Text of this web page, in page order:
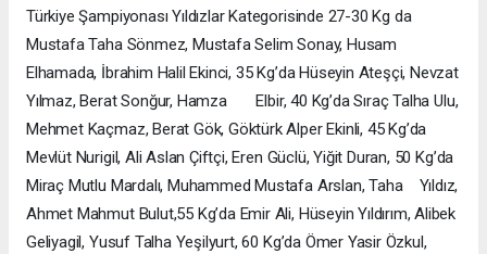
Türkiye Şampiyonası Yıldızlar Kategorisinde 27-30 Kg da
Mustafa Taha Sönmez, Mustafa Selim Sonay, Husam
Elhamada, İbrahim Halil Ekinci, 35 Kg’da Hüseyin Ateşçi, Nevzat
Yılmaz, Berat Sonğur, Hamza Elbir, 40 Kg’da Sıraç Talha Ulu,
Mehmet Kaçmaz, Berat Gök, Göktürk Alper Ekinli, 45 Kg’da
Mevlüt Nurigil, Ali Aslan Çiftçi, Eren Güclü, Yiğit Duran, 50 Kg’da
Miraç Mutlu Mardalı, Muhammed Mustafa Arslan, Taha Yıldız,
Ahmet Mahmut Bulut,55 Kg’da Emir Ali, Hüseyin Yıldırım, Alibek
Geliyagil, Yusuf Talha Yeşilyurt, 60 Kg’da Ömer Yasir Özkul,